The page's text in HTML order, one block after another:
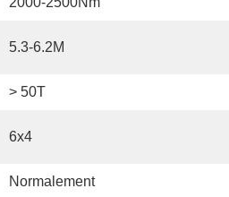
5.3-6.2M
> 50T
6x4
Normalement